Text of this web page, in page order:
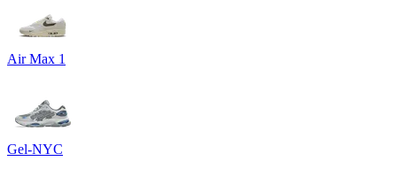
Air Max 1
Gel-NYC